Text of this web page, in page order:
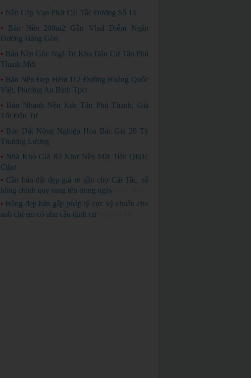
• Nền Cặp Vạn Phát Cái Tắc Đường Số 14
• Bán Nền 200m2 Gần Vlxd Diễm Ngân
Đường Hàng Gòn
• Bán Nền Góc Ngã Tư Khu Dân Cư Tân Phú
Thạnh Mới
• Bán Nền Đẹp Hẻm 112 Đường Hoàng Quốc
Việt, Phường An Bình Tpct
• Bán Nhanh Nền Kdc Tân Phú Thạnh, Giá
Tốt Đầu Tư
• Bán Đất Nông Nghiệp Hoà Bắc Giá 20 Tỷ
Thương Lượng
• Nhà Kho Giá Rẻ Như Nền Mặt Tiền Ql61c
Cthơ
• Cần bán đất đẹp giá rẻ gần chợ Cái Tắc, sổ
hồng chính quy sang tên trong ngày
• Hàng đẹp bán gấp pháp lý cực kỳ chuẩn cho
anh chị em có nhu cầu định cư